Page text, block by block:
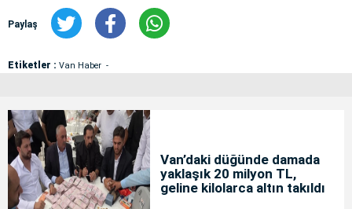
Paylaş
Etiketler : Van Haber
Van’daki düğünde damada
yaklaşık 20 milyon TL,
geline kilolarca altın takıldı